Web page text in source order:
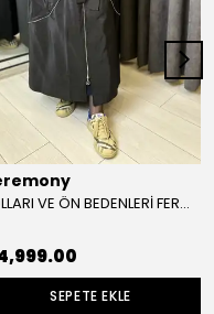
KOLLARI VE ÖN BEDENLERİ FERMUAR DETAYLI SAFARİ KAP
SEPETE EKLE